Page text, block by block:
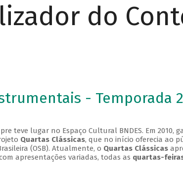
do
- Temporada
teve lugar no Espaço Cultural BNDES. Em 2010,
Quartas Clássicas, que no início oferecia ao
(OSB). Atualmente, o Quartas Clássicas
apresentações variadas, todas as quartas-